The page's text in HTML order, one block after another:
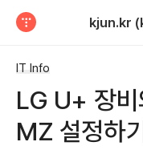
kjun.kr
IT Info
LG U+ 장
MZ 설정하기